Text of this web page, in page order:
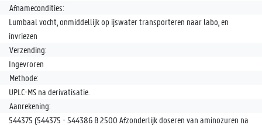
Afnamecondities:
Lumbaal vocht, onmiddellijk op ijswater transporteren naar labo, en
invriezen
Verzending:
Ingevroren
Methode:
UPLC-MS na derivatisatie.
Aanrekening:
544375 (544375 - 544386 B 2500 Afzonderlijk doseren van aminozuren na